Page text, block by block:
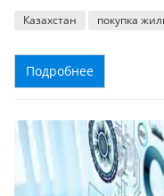
Казахстан покупка
Подробнее